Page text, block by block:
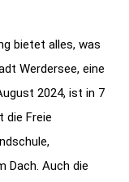
bietet alles, was
Werdersee, eine
2024, ist in 7
die Freie
Dach. Auch die